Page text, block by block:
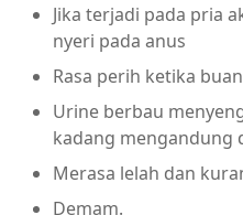
Jika terjadi pada pria
nyeri pada anus
Rasa perih ketika
Urine berbau
kadang mengandung
Merasa lelah dan
Demam.